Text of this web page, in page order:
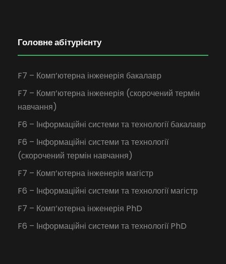
Головне абітурієнту
F7 – Комп’ютерна інженерія бакалавр
F7 – Комп’ютерна інженерія (скорочений термін
навчання)
F6 – Інформаційні системи та технології бакалавр
F6 – Інформаційні системи та технології
(скорочений термін навчання)
F7 – Комп’ютерна інженерія магістр
F6 – Інформаційні системи та технології магістр
F7 – Комп’ютерна інженерія PhD
F6 – Інформаційні системи та технології PhD